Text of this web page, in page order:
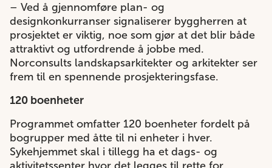
– Ved å gjennomføre plan- og
designkonkurranser signaliserer byggherren at
prosjektet er viktig, noe som gjør at det blir både
attraktivt og utfordrende å jobbe med.
Norconsults landskapsarkitekter og arkitekter ser
frem til en spennende prosjekteringsfase.
120 boenheter
Programmet omfatter 120 boenheter fordelt på
bogrupper med åtte til ni enheter i hver.
Sykehjemmet skal i tillegg ha et dags- og